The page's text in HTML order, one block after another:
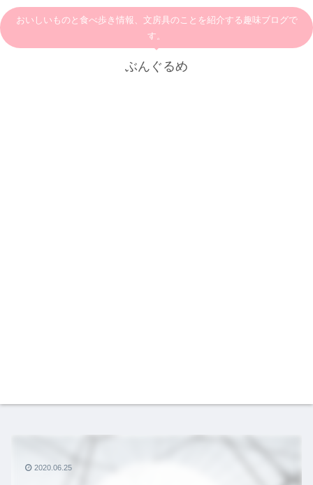
おいしいものと食べ歩き情報、文房具のことを紹介する趣味ブログで
す。
ぶんぐるめ
2020.06.25